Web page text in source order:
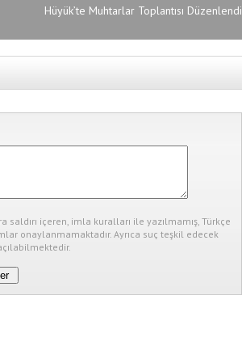
Hüyük’te Muhtarlar Toplantısı Düzenlendi
içeren, imla kuralları ile yazılmamış, Türkçe
onaylanmamaktadır. Ayrıca suç teşkil edecek